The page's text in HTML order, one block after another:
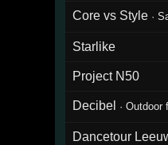
Core vs Style ·
Starlike
Project N50
Decibel ·Outdoor
Dancetour